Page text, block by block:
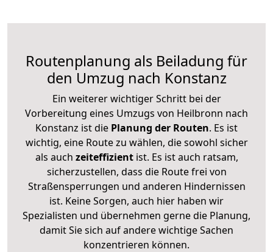
Routenplanung als Beiladung für
den Umzug nach Konstanz
Ein weiterer wichtiger Schritt bei der
Vorbereitung eines Umzugs von Heilbronn nach
Konstanz ist die Planung der Routen. Es ist
wichtig, eine Route zu wählen, die sowohl sicher
als auch zeiteffizientist. Es ist auch ratsam,
sicherzustellen, dass die Route frei von
Straßensperrungen und anderen Hindernissen
ist. Keine Sorgen, auch hier haben wir
Spezialisten und übernehmen gerne die Planung,
damit Sie sich auf andere wichtige Sachen
konzentrieren können.